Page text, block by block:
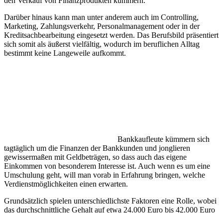
Darüber hinaus kann man unter anderem auch im Controlling,
Marketing, Zahlungsverkehr, Personalmanagement oder in der
Kreditsachbearbeitung eingesetzt werden. Das Berufsbild präsentiert
sich somit als äußerst vielfältig, wodurch im beruflichen Alltag
bestimmt keine Langeweile aufkommt.
Bankkaufleute kümmern sich
tagtäglich um die Finanzen der Bankkunden und jonglieren
gewissermaßen mit Geldbeträgen, so dass auch das eigene
Einkommen von besonderem Interesse ist. Auch wenn es um eine
Umschulung geht, will man vorab in Erfahrung bringen, welche
Verdienstmöglichkeiten einen erwarten.
Grundsätzlich spielen unterschiedlichste Faktoren eine Rolle, wobei
das durchschnittliche Gehalt auf etwa 24.000 Euro bis 42.000 Euro